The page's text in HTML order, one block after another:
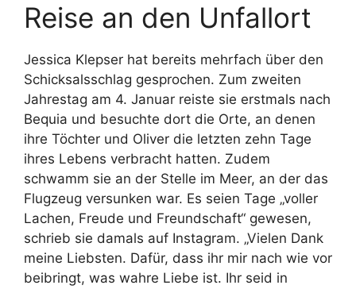
Reise an den Unfallort
Jessica Klepser hat bereits mehrfach über den
Schicksalsschlag gesprochen. Zum zweiten
Jahrestag am 4. Januar reiste sie erstmals nach
Bequia und besuchte dort die Orte, an denen
ihre Töchter und Oliver die letzten zehn Tage
ihres Lebens verbracht hatten. Zudem
schwamm sie an der Stelle im Meer, an der das
Flugzeug versunken war. Es seien Tage „voller
Lachen, Freude und Freundschaft“ gewesen,
schrieb sie damals auf Instagram. „Vielen Dank
meine Liebsten. Dafür, dass ihr mir nach wie vor
beibringt, was wahre Liebe ist. Ihr seid in